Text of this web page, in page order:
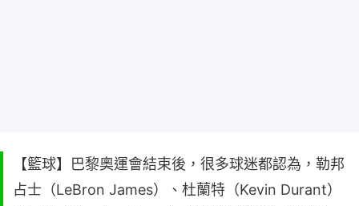
【籃球】巴黎奧運會結束後，很多球迷都認為，勒邦
占士（LeBron James）、杜蘭特（Kevin Durant）